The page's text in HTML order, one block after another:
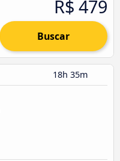
R$ 479
Buscar
18h 35m